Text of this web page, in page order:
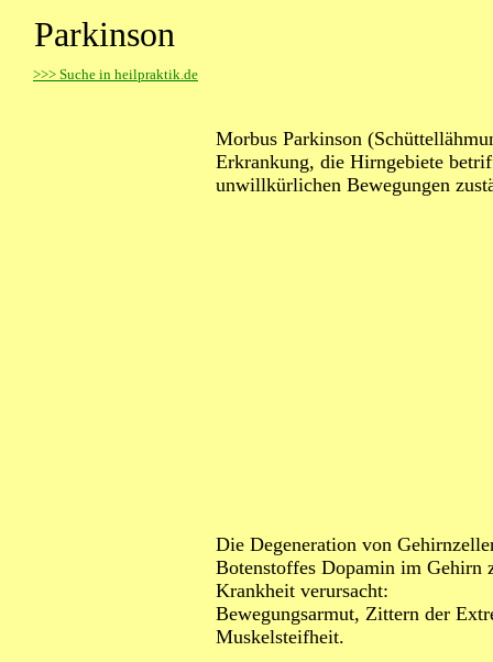
Parkinson
>>> Suche in heilpraktik.de
Morbus Parkinson
Erkrankung, die Hirngebiete
unwillkürlichen Bewegungen
Die Degeneration von
Botenstoffes Dopamin im Gehirn
Krankheit verursacht:
Bewegungsarmut, Zittern der
Muskelsteifheit.